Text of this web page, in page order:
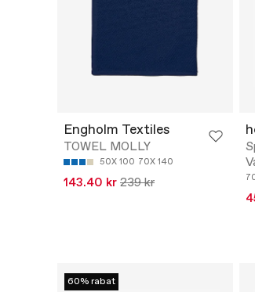
Engholm Textiles
TOWEL MOLLY
50X 100 70X 140
143.40 kr 239 kr
60% rabat